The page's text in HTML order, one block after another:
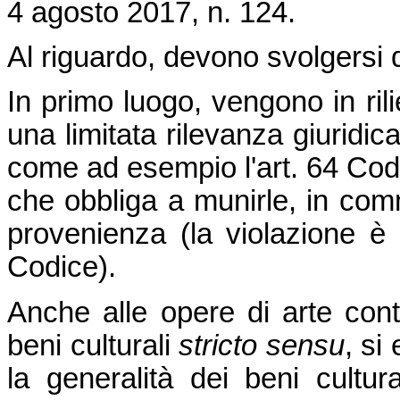
4 agosto 2017, n. 124.
Al riguardo, devono svolgersi
In primo luogo, vengono in
una limitata rilevanza
come ad esempio l'art. 64
che obbliga a munirle, in
provenienza (la violazione
Codice).
Anche alle opere di arte
beni culturalistricto sensu, si
la generalità dei beni